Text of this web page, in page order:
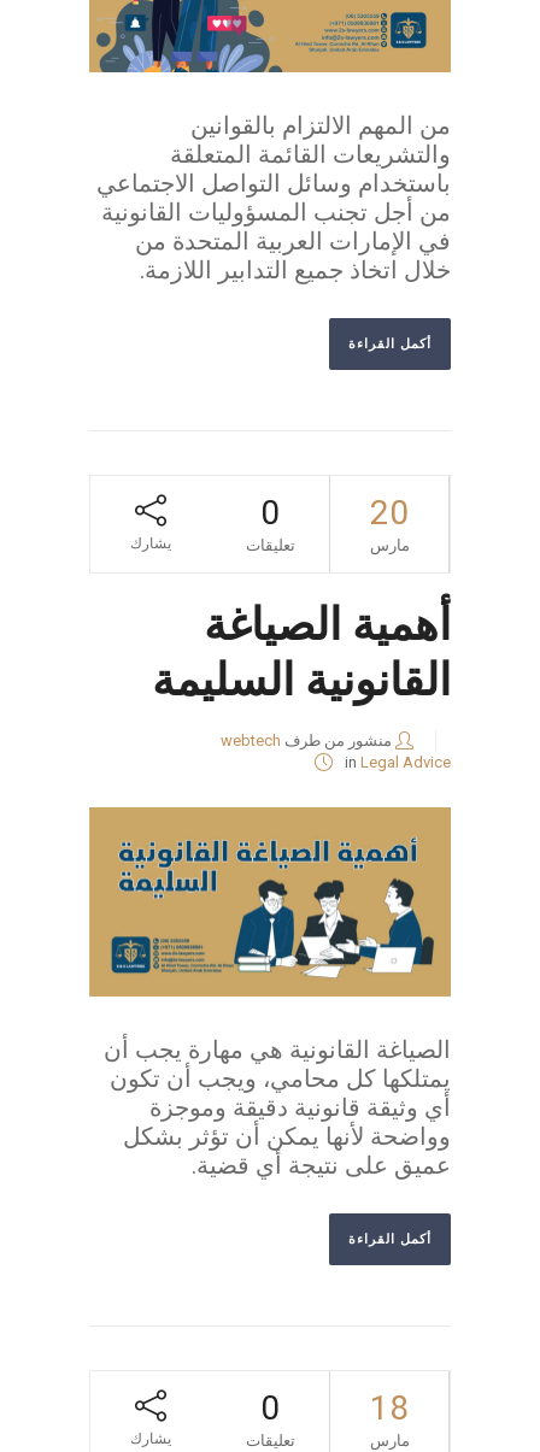
من المهم الالتزام بالقوانين
والتشريعات القائمة المتعلقة
باستخدام وسائل التواصل الاجتماعي
من أجل تجنب المسؤوليات القانونية
في الإمارات العربية المتحدة من
خلال اتخاذ جميع التدابير اللازمة.
أكمل القراءة
20
مارس
0
تعليقات يشارك
أهمية الصياغة
القانونية السليمة
منشور من طرف webtech
in Legal Advice
الصياغة القانونية هي مهارة يجب أن
يمتلكها كل محامي، ويجب أن تكون
أي وثيقة قانونية دقيقة وموجزة
وواضحة لأنها يمكن أن تؤثر بشكل
عميق على نتيجة أي قضية.
أكمل القراءة
18
مارس
0
تعليقات يشارك